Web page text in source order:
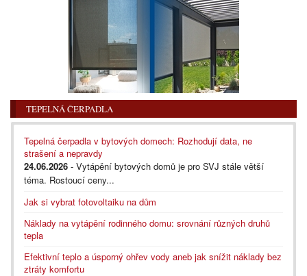
TEPELNÁ ČERPADLA
Tepelná čerpadla v bytových domech: Rozhodují data, ne
strašení a nepravdy
24.06.2026 - Vytápění bytových domů je pro SVJ stále větší
téma. Rostoucí ceny...
Jak si vybrat fotovoltaiku na dům
Náklady na vytápění rodinného domu: srovnání různých druhů
tepla
Efektivní teplo a úsporný ohřev vody aneb jak snížit náklady bez
ztráty komfortu